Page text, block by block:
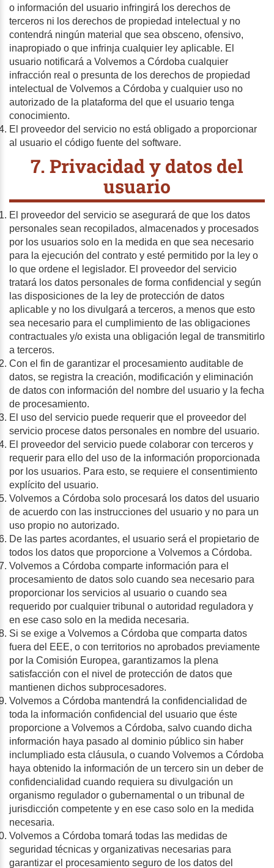
o información del usuario infringirá los derechos de
terceros ni los derechos de propiedad intelectual y no
contendrá ningún material que sea obsceno, ofensivo,
inapropiado o que infrinja cualquier ley aplicable. El
usuario notificará a Volvemos a Córdoba cualquier
infracción real o presunta de los derechos de propiedad
intelectual de Volvemos a Córdoba y cualquier uso no
autorizado de la plataforma del que el usuario tenga
conocimiento.
El proveedor del servicio no está obligado a proporcionar
al usuario el código fuente del software.
7. Privacidad y datos del
usuario
El proveedor del servicio se asegurará de que los datos
personales sean recopilados, almacenados y procesados
por los usuarios solo en la medida en que sea necesario
para la ejecución del contrato y esté permitido por la ley o
lo que ordene el legislador. El proveedor del servicio
tratará los datos personales de forma confidencial y según
las disposiciones de la ley de protección de datos
aplicable y no los divulgará a terceros, a menos que esto
sea necesario para el cumplimiento de las obligaciones
contractuales y/o exista una obligación legal de transmitirlo
a terceros.
Con el fin de garantizar el procesamiento auditable de
datos, se registra la creación, modificación y eliminación
de datos con información del nombre del usuario y la fecha
de procesamiento.
El uso del servicio puede requerir que el proveedor del
servicio procese datos personales en nombre del usuario.
El proveedor del servicio puede colaborar con terceros y
requerir para ello del uso de la información proporcionada
por los usuarios. Para esto, se requiere el consentimiento
explícito del usuario.
Volvemos a Córdoba solo procesará los datos del usuario
de acuerdo con las instrucciones del usuario y no para un
uso propio no autorizado.
De las partes acordantes, el usuario será el propietario de
todos los datos que proporcione a Volvemos a Córdoba.
Volvemos a Córdoba comparte información para el
procesamiento de datos solo cuando sea necesario para
proporcionar los servicios al usuario o cuando sea
requerido por cualquier tribunal o autoridad reguladora y
en ese caso solo en la medida necesaria.
Si se exige a Volvemos a Córdoba que comparta datos
fuera del EEE, o con territorios no aprobados previamente
por la Comisión Europea, garantizamos la plena
satisfacción con el nivel de protección de datos que
mantienen dichos subprocesadores.
Volvemos a Córdoba mantendrá la confidencialidad de
toda la información confidencial del usuario que éste
proporcione a Volvemos a Córdoba, salvo cuando dicha
información haya pasado al dominio público sin haber
inclumpliado esta cláusula, o cuando Volvemos a Córdoba
haya obtenido la información de un tercero sin un deber de
confidencialidad cuando requiera su divulgación un
organismo regulador o gubernamental o un tribunal de
jurisdicción competente y en ese caso solo en la medida
necesaria.
Volvemos a Córdoba tomará todas las medidas de
seguridad técnicas y organizativas necesarias para
garantizar el procesamiento seguro de los datos del